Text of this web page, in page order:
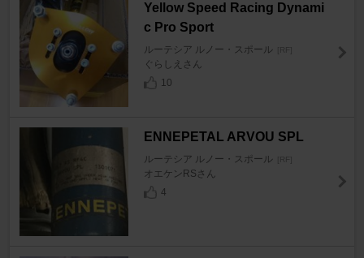
Yellow Speed Racing Dynami
c Pro Sport
ルーテシア ルノー・スポール [RF]
ぐらしえさん
10
ENNEPETAL ARVOU SPL
ルーテシア ルノー・スポール [RF]
オエケンRSさん
4